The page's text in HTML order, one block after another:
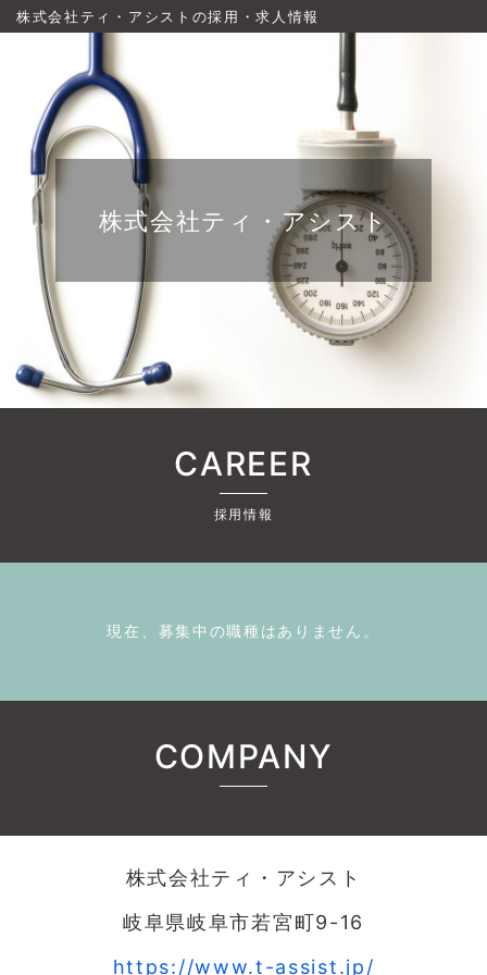
株式会社ティ・アシストの採用・求人情報
株式会社ティ・アシスト
CAREER
採用情報
現在、募集中の職種はありません。
COMPANY
株式会社ティ・アシスト
岐阜県岐阜市若宮町9-16
https://www.t-assist.jp/